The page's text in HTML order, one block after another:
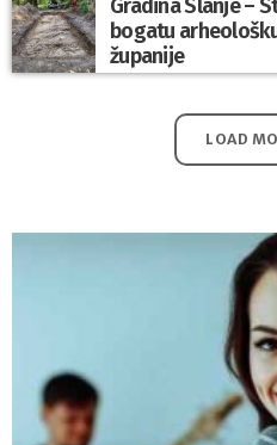
Gradina Slanje –
bogatu
županije
LOAD